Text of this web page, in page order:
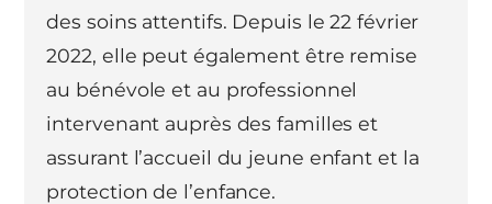
des soins attentifs. Depuis le 22 février
2022, elle peut également être remise
au bénévole et au professionnel
intervenant auprès des familles et
assurant l’accueil du jeune enfant et la
protection de l’enfance.